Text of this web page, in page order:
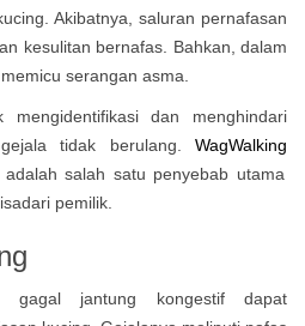
Akibatnya, saluran pernafasan
kesulitan bernafas. Bahkan, dalam
serangan asma.
mengidentifikasi dan menghindari
tidak berulang.
WagWalking
salah satu penyebab utama
pemilik.
gagal jantung kongestif dapat